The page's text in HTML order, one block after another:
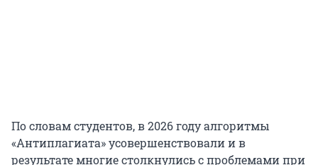
По словам студентов, в 2026 году алгоритмы
«Антиплагиата» усовершенствовали и в
результате многие столкнулись с проблемами при